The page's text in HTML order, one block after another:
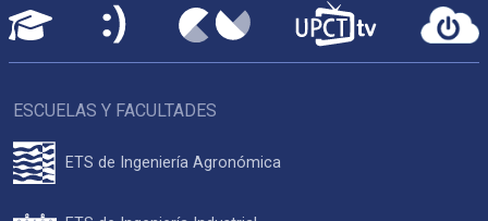
ESCUELAS Y FACULTADES
ETS de Ingeniería Agronómica